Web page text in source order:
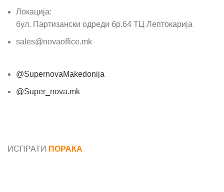
Локација:
бул. Партизански одреди бр.64 ТЦ Лептокарија
sales@novaoffice.mk
@SupernovaMakedonija
@Super_nova.mk
ИСПРАТИ ПОРАКА